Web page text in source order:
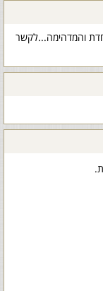
המיוחדת והמדהימה...לקשר